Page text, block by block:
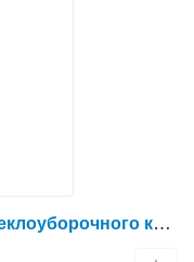
Подшипник Holmer PF72 для свеклоуборочного комбайна